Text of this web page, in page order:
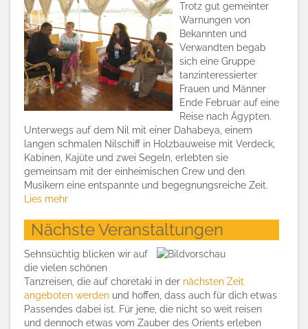
Trotz gut gemeinter
Warnungen von
Bekannten und
Verwandten begab
sich eine Gruppe
tanzinteressierter
Frauen und Männer
Ende Februar auf eine
Reise nach Ägypten.
Unterwegs auf dem Nil mit einer Dahabeya, einem
langen schmalen Nilschiff in Holzbauweise mit Verdeck,
Kabinen, Kajüte und zwei Segeln, erlebten sie
gemeinsam mit der einheimischen Crew und den
Musikern eine entspannte und begegnungsreiche Zeit.
Lies mehr
Nächste Veranstaltungen
Sehnsüchtig blicken wir auf
die vielen schönen
Tanzreisen, die auf choretaki in der nächsten Zeit
angeboten werden und hoffen, dass auch für dich etwas
Passendes dabei ist. Für jene, die nicht so weit reisen
und dennoch etwas vom Zauber des Orients erleben